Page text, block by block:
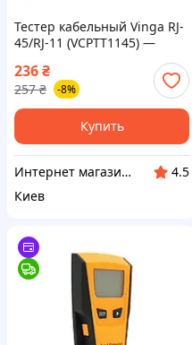
Тестер кабельный Vinga RJ-
45/RJ-11 (VCPTT1145) —
236₴
257 ₴ -8%
Купить
Интернет магазин "Домовичок"
4.5
Киев